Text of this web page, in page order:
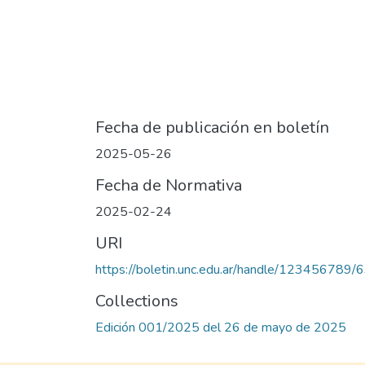
Fecha de publicación en boletín
2025-05-26
Fecha de Normativa
2025-02-24
URI
https://boletin.unc.edu.ar/handle/123456789/
Collections
Edición 001/2025 del 26 de mayo de 2025